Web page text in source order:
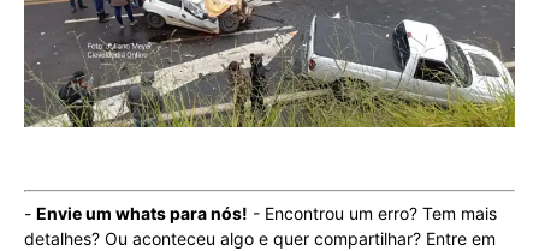
- Envie um whats para nós! - Encontrou um erro? Tem mais
detalhes? Ou aconteceu algo e quer compartilhar? Entre em